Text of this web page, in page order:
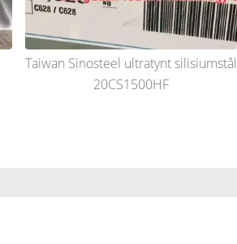
Taiwan Sinosteel ultratynt silisiumstål
20CS1500HF